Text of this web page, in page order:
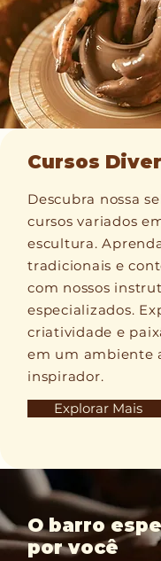
Cursos
Descubra nossa
cursos variados
escultura.
tradicionais e
com nossos
especializados.
criatividade e
em um ambiente
inspirador.
Explorar Mais
O barro
por você